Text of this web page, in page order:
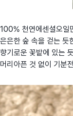
100% 천연에센셜오일
은은한 숲 속을 걷는 듯
향기로운 꽃밭에 있는
머리아픈 것 없이 기분